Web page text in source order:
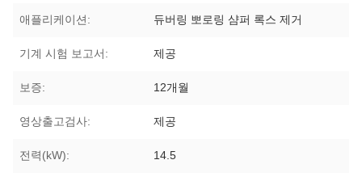
애플리케이션: 듀버링 뽀로링 샴퍼 록스 제거
기계 시험 보고서: 제공
보증: 12개월
영상출고검사: 제공
전력(kW): 14.5